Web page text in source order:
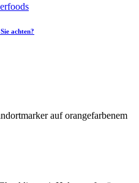
achten?